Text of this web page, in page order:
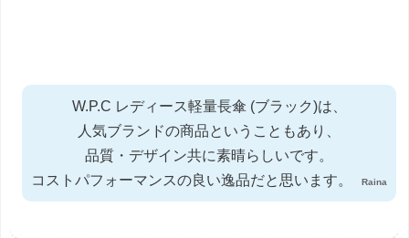
W.P.C レディース軽量長傘 (ブラック)は、
人気ブランドの商品ということもあり、
品質・デザイン共に素晴らしいです。
コストパフォーマンスの良い逸品だと思います。
Raina